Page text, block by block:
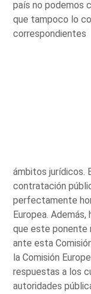
país no podemos
que tampoco lo
correspondientes
ámbitos jurídicos.
contratación
perfectamente
Europea.
que este ponente
ante esta
la Comisión
respuestas a los
autoridades